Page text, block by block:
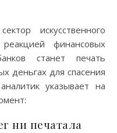
искусственного
финансовых
станет печать
деньгах для спасения
указывает на
ни печатала